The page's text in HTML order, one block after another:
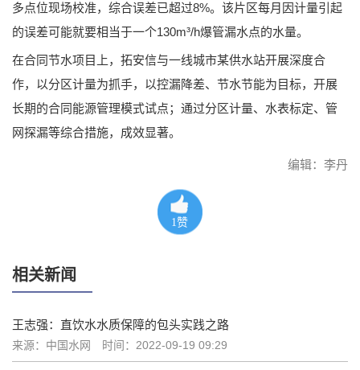
多点位现场校准，综合误差已超过8%。该片区每月因计量引起
的误差可能就要相当于一个130m³/h爆管漏水点的水量。
在合同节水项目上，拓安信与一线城市某供水站开展深度合
作，以分区计量为抓手，以控漏降差、节水节能为目标，开展
长期的合同能源管理模式试点；通过分区计量、水表标定、管
网探漏等综合措施，成效显著。
编辑：李丹
1赞
相关新闻
王志强：直饮水水质保障的包头实践之路
来源：中国水网 时间：2022-09-19 09:29